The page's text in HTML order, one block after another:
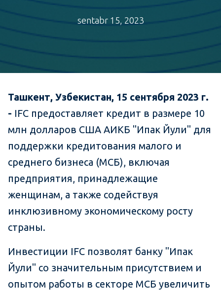
sentabr 15, 2023
Ташкент, Узбекистан, 15 сентября 2023 г.
- IFC предоставляет кредит в размере 10
млн долларов США АИКБ "Ипак Йули" для
поддержки кредитования малого и
среднего бизнеса (МСБ), включая
предприятия, принадлежащие
женщинам, а также содействуя
инклюзивному экономическому росту
страны.
Инвестиции IFC позволят банку "Ипак
Йули" со значительным присутствием и
опытом работы в секторе МСБ увеличить